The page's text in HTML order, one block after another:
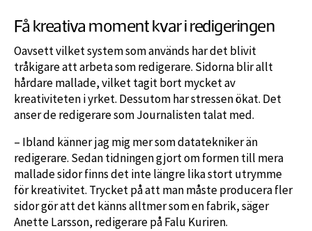
Få kreativa moment kvar i redigeringen
Oavsett vilket system som används har det blivit
tråkigare att arbeta som redigerare. Sidorna blir allt
hårdare mallade, vilket tagit bort mycket av
kreativiteten i yrket. Dessutom har stressen ökat. Det
anser de redigerare som Journalisten talat med.
– Ibland känner jag mig mer som datatekniker än
redigerare. Sedan tidningen gjort om formen till mera
mallade sidor finns det inte längre lika stort utrymme
för kreativitet. Trycket på att man måste producera fler
sidor gör att det känns alltmer som en fabrik, säger
Anette Larsson, redigerare på Falu Kuriren.